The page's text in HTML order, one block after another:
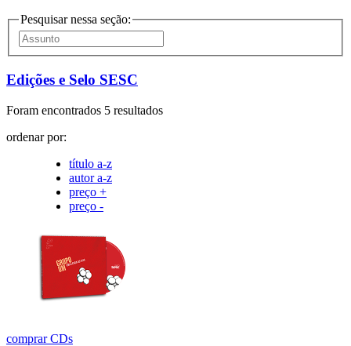
Pesquisar nessa seção:
Edições e Selo SESC
Foram encontrados 5 resultados
ordenar por:
título a-z
autor a-z
preço +
preço -
comprarCDs